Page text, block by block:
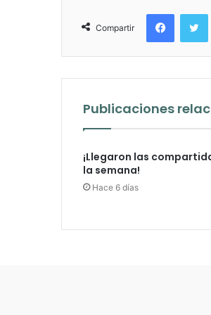
Compartir
Publicaciones
¡Llegaron las
la semana!
Hace 6 días